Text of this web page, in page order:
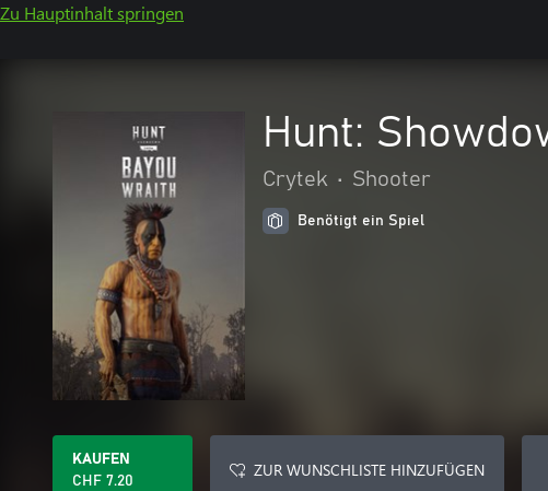
Zu Hauptinhalt springen
Hunt:
Crytek • Shooter
Benötigt ein Spiel
KAUFEN
CHF 7.20
ZUR WUNSCHLISTE HINZUFÜGEN